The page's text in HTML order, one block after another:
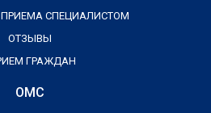
СПЕЦИАЛИСТОМ
ОТЗЫВЫ
ГРАЖДАН
ОМС